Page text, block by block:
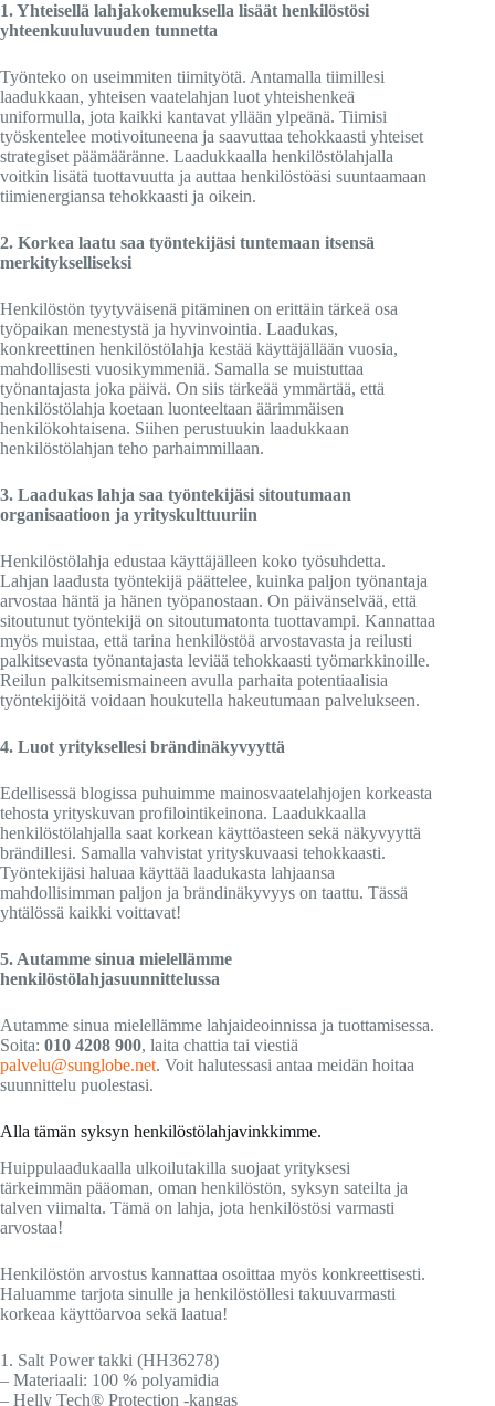
1. Yhteisellä lahjakokemuksella lisäät henkilöstösi
yhteenkuuluvuuden tunnetta
Työnteko on useimmiten tiimityötä. Antamalla tiimillesi
laadukkaan, yhteisen vaatelahjan luot yhteishenkeä
uniformulla, jota kaikki kantavat yllään ylpeänä. Tiimisi
työskentelee motivoituneena ja saavuttaa tehokkaasti yhteiset
strategiset päämääränne. Laadukkaalla henkilöstölahjalla
voitkin lisätä tuottavuutta ja auttaa henkilöstöäsi suuntaamaan
tiimienergiansa tehokkaasti ja oikein.
2. Korkea laatu saa työntekijäsi tuntemaan itsensä
merkitykselliseksi
Henkilöstön tyytyväisenä pitäminen on erittäin tärkeä osa
työpaikan menestystä ja hyvinvointia. Laadukas,
konkreettinen henkilöstölahja kestää käyttäjällään vuosia,
mahdollisesti vuosikymmeniä. Samalla se muistuttaa
työnantajasta joka päivä. On siis tärkeää ymmärtää, että
henkilöstölahja koetaan luonteeltaan äärimmäisen
henkilökohtaisena. Siihen perustuukin laadukkaan
henkilöstölahjan teho parhaimmillaan.
3. Laadukas lahja saa työntekijäsi sitoutumaan
organisaatioon ja yrityskulttuuriin
Henkilöstölahja edustaa käyttäjälleen koko työsuhdetta.
Lahjan laadusta työntekijä päättelee, kuinka paljon työnantaja
arvostaa häntä ja hänen työpanostaan. On päivänselvää, että
sitoutunut työntekijä on sitoutumatonta tuottavampi. Kannattaa
myös muistaa, että tarina henkilöstöä arvostavasta ja reilusti
palkitsevasta työnantajasta leviää tehokkaasti työmarkkinoille.
Reilun palkitsemismaineen avulla parhaita potentiaalisia
työntekijöitä voidaan houkutella hakeutumaan palvelukseen.
4. Luot yrityksellesi brändinäkyvyyttä
Edellisessä blogissa puhuimme mainosvaatelahjojen korkeasta
tehosta yrityskuvan profilointikeinona. Laadukkaalla
henkilöstölahjalla saat korkean käyttöasteen sekä näkyvyyttä
brändillesi. Samalla vahvistat yrityskuvaasi tehokkaasti.
Työntekijäsi haluaa käyttää laadukasta lahjaansa
mahdollisimman paljon ja brändinäkyvyys on taattu. Tässä
yhtälössä kaikki voittavat!
5. Autamme sinua mielellämme
henkilöstölahjasuunnittelussa
Autamme sinua mielellämme lahjaideoinnissa ja tuottamisessa.
Soita: 010 4208 900, laita chattia tai viestiä
palvelu@sunglobe.net. Voit halutessasi antaa meidän hoitaa
suunnittelu puolestasi.
Alla tämän syksyn henkilöstölahjavinkkimme.
Huippulaadukaalla ulkoilutakilla suojaat yrityksesi
tärkeimmän pääoman, oman henkilöstön, syksyn sateilta ja
talven viimalta. Tämä on lahja, jota henkilöstösi varmasti
arvostaa!
Henkilöstön arvostus kannattaa osoittaa myös konkreettisesti.
Haluamme tarjota sinulle ja henkilöstöllesi takuuvarmasti
korkeaa käyttöarvoa sekä laatua!
1. Salt Power takki (HH36278)
– Materiaali: 100 % polyamidia
– Helly Tech® Protection -kangas